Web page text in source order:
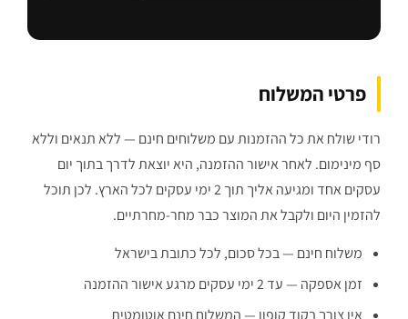
פרטי המשלוח
רודי שולח את כל ההזמנות עם משלוחים חינם — ללא תנאים וללא
סף מינימום. לאחר אישור ההזמנה, היא יוצאת לדרך בתוך יום
עסקים אחד ומגיעה אליך תוך 2 ימי עסקים לכל הארץ. לכן תוכל
להזמין היום ולקבל את המוצר כבר מחר-מחרתיים.
משלוח חינם — בכל סכום, לכל כתובת בישראל
זמן אספקה — עד 2 ימי עסקים מרגע אישור ההזמנה